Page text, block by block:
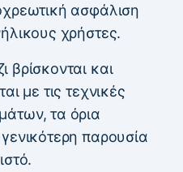
ασφάλιση
χρήστες.
βρίσκονται και
με τις τεχνικές
τα όρια
παρουσία